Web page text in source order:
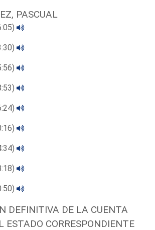
PASCUAL
DEFINITIVA DE LA CUENTA
ESTADO CORRESPONDIENTE